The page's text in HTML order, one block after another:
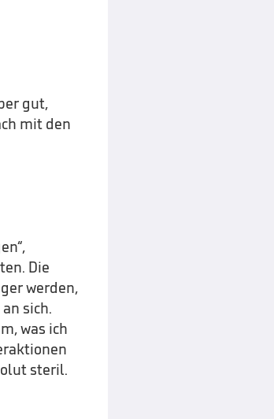
gut,
mit den
Die
werden,
sich.
was ich
steril.